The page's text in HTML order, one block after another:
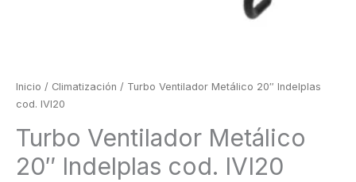
Inicio / Climatización / Turbo Ventilador Metálico 20″ Indelplas
cod. IVI20
Turbo Ventilador Metálico
20″ Indelplas cod. IVI20